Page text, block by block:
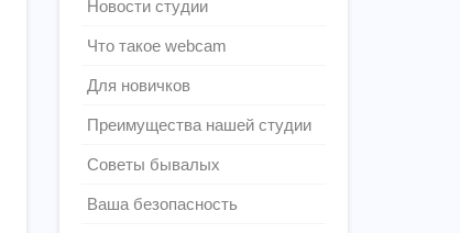
Новости студии
Что такое webcam
Для новичков
Преимущества нашей студии
Советы бывалых
Ваша безопасность